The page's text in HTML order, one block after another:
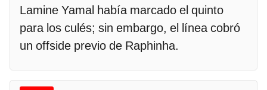
Lamine Yamal había marcado el quinto
para los culés; sin embargo, el línea cobró
un offside previo de Raphinha.